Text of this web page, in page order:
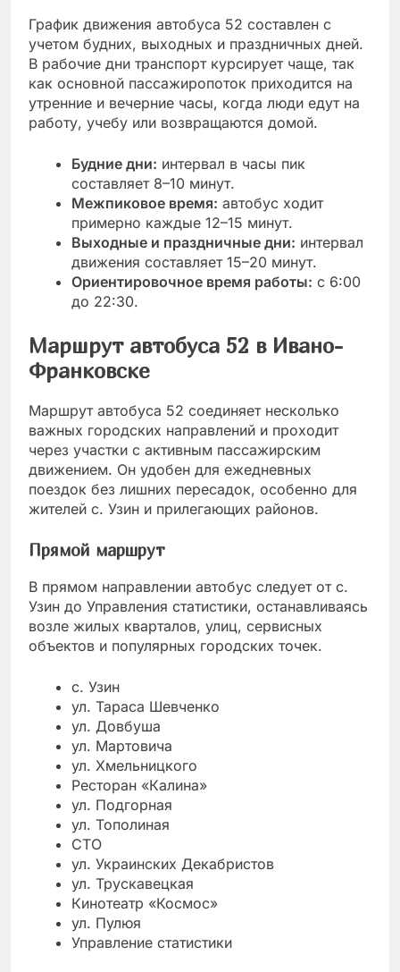
График движения автобуса 52 составлен с
учетом будних, выходных и праздничных дней.
В рабочие дни транспорт курсирует чаще, так
как основной пассажиропоток приходится на
утренние и вечерние часы, когда люди едут на
работу, учебу или возвращаются домой.
Будние дни: интервал в часы пик
составляет 8–10 минут.
Межпиковое время: автобус ходит
примерно каждые 12–15 минут.
Выходные и праздничные дни: интервал
движения составляет 15–20 минут.
Ориентировочное время работы: с 6:00
до 22:30.
Маршрут автобуса 52 в Ивано-
Франковске
Маршрут автобуса 52 соединяет несколько
важных городских направлений и проходит
через участки с активным пассажирским
движением. Он удобен для ежедневных
поездок без лишних пересадок, особенно для
жителей с. Узин и прилегающих районов.
Прямой маршрут
В прямом направлении автобус следует от с.
Узин до Управления статистики, останавливаясь
возле жилых кварталов, улиц, сервисных
объектов и популярных городских точек.
с. Узин
ул. Тараса Шевченко
ул. Довбуша
ул. Мартовича
ул. Хмельницкого
Ресторан «Калина»
ул. Подгорная
ул. Тополиная
СТО
ул. Украинских Декабристов
ул. Трускавецкая
Кинотеатр «Космос»
ул. Пулюя
Управление статистики